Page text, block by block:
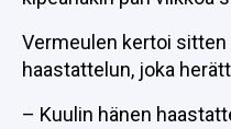
Vermeulen kertoi
haastattelun, joka
– Kuulin hänen